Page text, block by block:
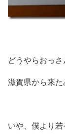
どうやらおっ
滋賀県から来た
いや、僕より